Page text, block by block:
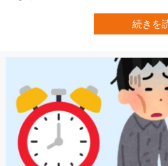
よって、地域や国家の所得格差が拡
に“セクシュアルな画像”を投稿する
続きを